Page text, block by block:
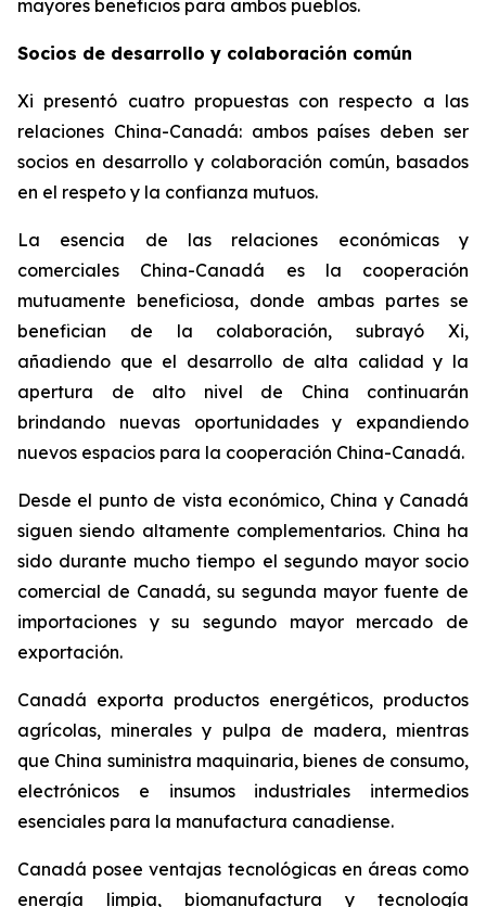
mayores beneficios para ambos pueblos.
Socios de desarrollo y colaboración común
Xi presentó cuatro propuestas con respecto a las
relaciones China-Canadá: ambos países deben ser
socios en desarrollo y colaboración común, basados
en el respeto y la confianza mutuos.
La esencia de las relaciones económicas y
comerciales China-Canadá es la cooperación
mutuamente beneficiosa, donde ambas partes se
benefician de la colaboración, subrayó Xi,
añadiendo que el desarrollo de alta calidad y la
apertura de alto nivel de China continuarán
brindando nuevas oportunidades y expandiendo
nuevos espacios para la cooperación China-Canadá.
Desde el punto de vista económico, China y Canadá
siguen siendo altamente complementarios. China ha
sido durante mucho tiempo el segundo mayor socio
comercial de Canadá, su segunda mayor fuente de
importaciones y su segundo mayor mercado de
exportación.
Canadá exporta productos energéticos, productos
agrícolas, minerales y pulpa de madera, mientras
que China suministra maquinaria, bienes de consumo,
electrónicos e insumos industriales intermedios
esenciales para la manufactura canadiense.
Canadá posee ventajas tecnológicas en áreas como
energía limpia, biomanufactura y tecnología